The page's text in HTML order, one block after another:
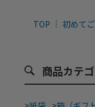
TOP 初めて
商品カテ